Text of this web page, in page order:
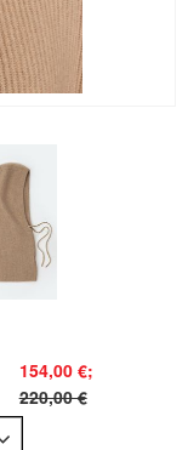
154,00 €;
220,00 €